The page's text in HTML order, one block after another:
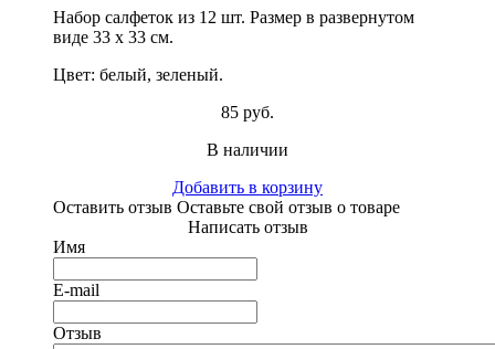
Набор салфеток из 12 шт. Размер в развернутом
виде 33 х 33 см.
Цвет: белый, зеленый.
85 руб.
В наличии
Добавить в корзину
Оставить отзыв Оставьте свой отзыв о товаре
Написать отзыв
Имя
E-mail
Отзыв